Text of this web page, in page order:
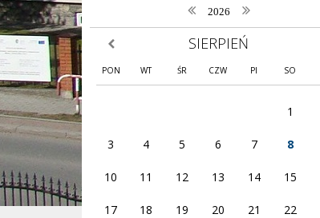
poprzedni rok
2026 następny rok
poprzedni miesiąc SIERPIEŃ
PON WT ŚR CZW PI SO
1
3 4 5 6 7 8
10 11 12 13 14 15
17 18 19 20 21 22